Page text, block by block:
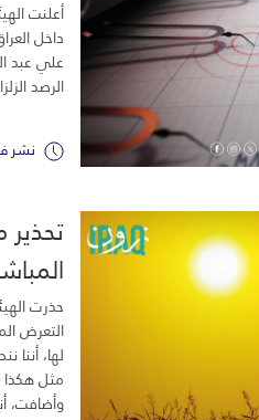
داخل
علي عبد
الرصد الزلزالي
نشر في 2024/09/02
تحذير
حذرت
التعرض
لها،
مثل هكذا
وأضافت،